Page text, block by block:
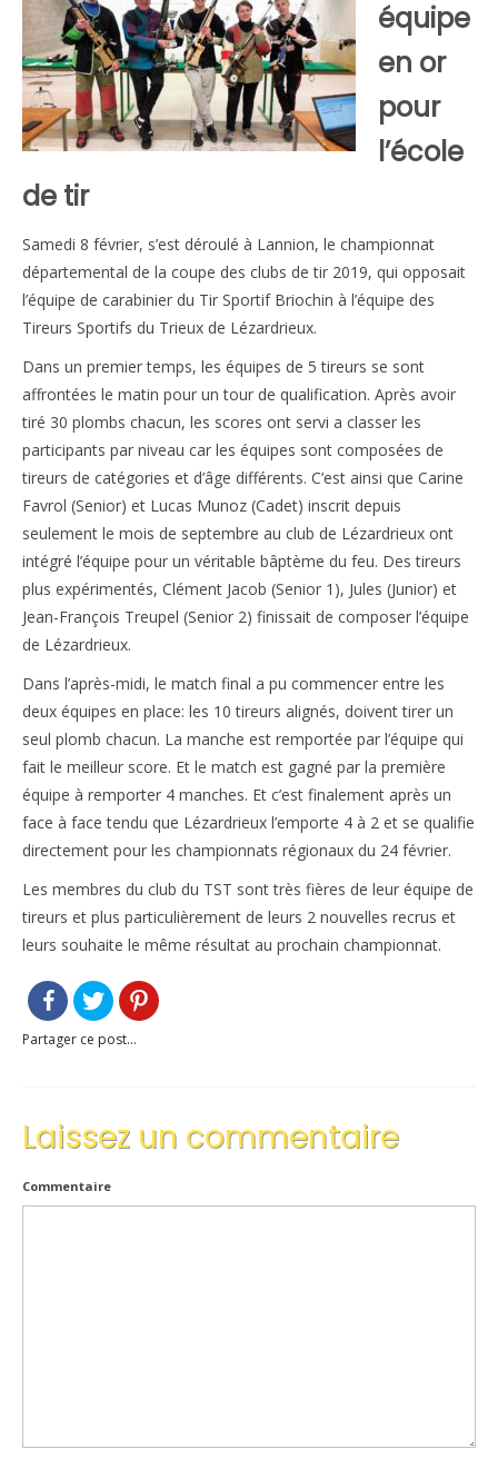
Le règlement intérieur TST
Les réglementations et documents
Les règles de sécurité
Les disciplines Armes Anciennes
Les catégories d’âges FFTIR
Présentation
Inscription 10M Centre Ville
COMPÉTITIONS
Inscriptions
Résultats
CALENDRIERS TST
Compétitions
Ball-Trap
CONTACT
équipe
en or
pour
l’école
de tir
Samedi 8 février, s’est déroulé à Lannion, le championnat
départemental de la coupe des clubs de tir 2019, qui opposait
l’équipe de carabinier du Tir Sportif Briochin à l’équipe des
Tireurs Sportifs du Trieux de Lézardrieux.
Dans un premier temps, les équipes de 5 tireurs se sont
affrontées le matin pour un tour de qualification. Après avoir
tiré 30 plombs chacun, les scores ont servi a classer les
participants par niveau car les équipes sont composées de
tireurs de catégories et d’âge différents. C’est ainsi que Carine
Favrol (Senior) et Lucas Munoz (Cadet) inscrit depuis
seulement le mois de septembre au club de Lézardrieux ont
intégré l’équipe pour un véritable bâptème du feu. Des tireurs
plus expérimentés, Clément Jacob (Senior 1), Jules (Junior) et
Jean-François Treupel (Senior 2) finissait de composer l’équipe
de Lézardrieux.
Dans l’après-midi, le match final a pu commencer entre les
deux équipes en place: les 10 tireurs alignés, doivent tirer un
seul plomb chacun. La manche est remportée par l’équipe qui
fait le meilleur score. Et le match est gagné par la première
équipe à remporter 4 manches. Et c’est finalement après un
face à face tendu que Lézardrieux l’emporte 4 à 2 et se qualifie
directement pour les championnats régionaux du 24 février.
Les membres du club du TST sont très fières de leur équipe de
tireurs et plus particulièrement de leurs 2 nouvelles recrus et
leurs souhaite le même résultat au prochain championnat.
Partager ce post...
Laissez un commentaire
Commentaire